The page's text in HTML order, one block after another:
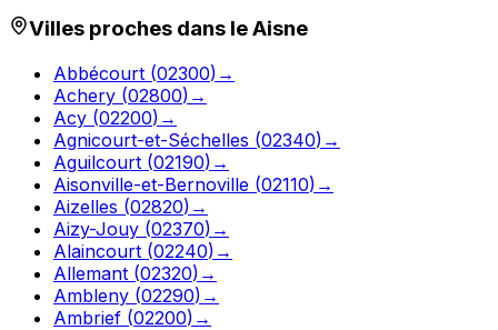
Villes proches dans leAisne
Abbécourt (02300) →
Achery (02800) →
Acy (02200) →
Agnicourt-et-Séchelles (02340) →
Aguilcourt (02190) →
Aisonville-et-Bernoville (02110) →
Aizelles (02820) →
Aizy-Jouy (02370) →
Alaincourt (02240) →
Allemant (02320) →
Ambleny (02290) →
Ambrief (02200) →